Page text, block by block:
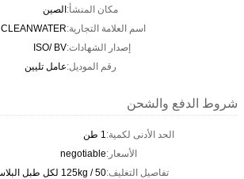
مكان المنشأ:الصين
اسم العلامة التجارية:CLEANWATER
إصدار الشهادات:ISO/ BV
رقم الموديل:عامل تليين
شروط الدفع والشحن
الحد الأدنى لكمية:1 طن
الأسعار:negotiable
تفاصيل التغليف:50 / 125kg لكل طبل البلاستيك